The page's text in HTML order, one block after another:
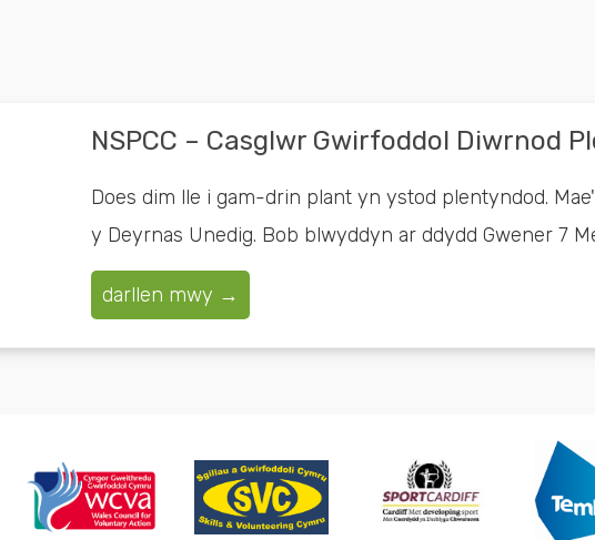
NSPCC – Casglwr Gwirfoddol Diwrnod
Does dim lle i gam-drin plant yn ystod plentyndod.
y Deyrnas Unedig. Bob blwyddyn ar ddydd Gwener 7
darllen mwy →